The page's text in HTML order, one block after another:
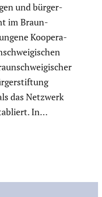
und bürger­
im Braun­
Koope­ra­
das Netzwerk
In…